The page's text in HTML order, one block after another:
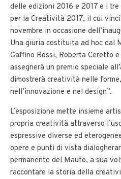
delle edizioni 2016 e 2017 e i
per la Creatività 2017, il cui
novembre in occasione
Una giuria costituita ad hoc dal
Gaffino Rossi, Roberta Ceretto
assegnerà un premio speciale
dimostrerà creatività nelle
nell’innovazione e nel design”.
L’esposizione mette insieme
propria creatività attraverso
espressive diverse ed
opere e punti di vista
permanente del Mauto, a sua
raccontare la storia della